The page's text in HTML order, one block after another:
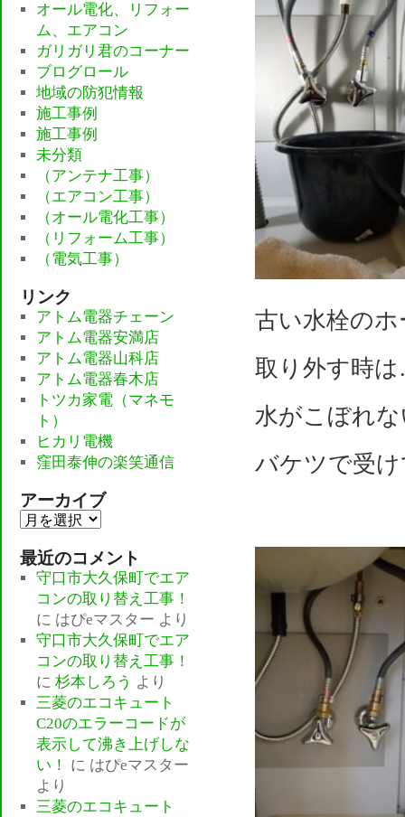
古い水栓の
取り外す時
水がこぼれ
バケツで受
オール電化、リフォー
ム、エアコン
ガリガリ君のコーナー
ブログロール
地域の防犯情報
施工事例
施工事例
未分類
（アンテナ工事）
（エアコン工事）
（オール電化工事）
（リフォーム工事）
（電気工事）
リンク
アトム電器チェーン
アトム電器安満店
アトム電器山科店
アトム電器春木店
トツカ家電（マネモ
ト）
ヒカリ電機
窪田泰伸の楽笑通信
アーカイブ
ア
カ
イ
最近のコメント
守口市大久保町でエア
コンの取り替え工事！
に はぴeマスター より
守口市大久保町でエア
コンの取り替え工事！
に杉本しろう より
三菱のエコキュート
C20のエラーコードが
表示して沸き上げしな
い！
に はぴeマスター
より
三菱のエコキュート